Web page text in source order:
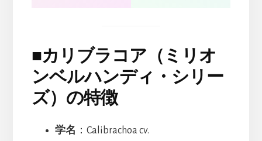
■カリブラコア（ミリオ
ンベルハンディ・シリー
ズ）の特徴
学名 ：Calibrachoa cv.